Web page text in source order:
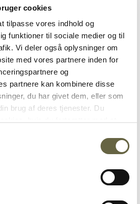
cookies
tilpasse vores indhold og
funktioner til sociale medier og til
Vi deler også oplysninger om
med vores partnere inden for
og
partnere kan kombinere disse
du har givet dem, eller som
brug af deres tjenester. Du
og ændre dit samtykke
her
og ost anno 2019
løftet den danske
Adam Aamann. Men Adam
smørrebrødstraditionen
har også formået at støve
af. Der er nemlig ikke
”ubehageligt lugt i stuen” over
som regel er afrundet med en
af bær, frugt, krydderier
er mere stringent,” forklarer